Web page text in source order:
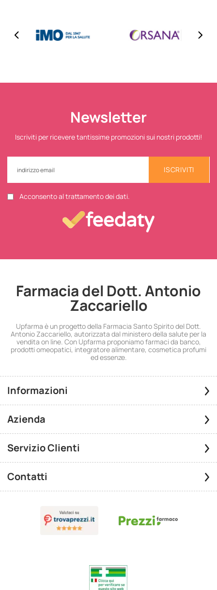
Newsletter
Iscriviti per ricevere tantissime promozioni sui nostri prodotti!
ISCRIVITI
Acconsento al trattamento dei dati.
Farmacia del Dott. Antonio
Zaccariello
Upfarma è un progetto della Farmacia Santo Spirito del Dott.
Antonio Zaccariello, autorizzata dal ministero della salute per la
vendita on line. Con Upfarma proponiamo farmaci da banco,
prodotti omeopatici, integratore alimentare, cosmetica profumi
ed essenze.
Informazioni
Azienda
Servizio Clienti
Contatti